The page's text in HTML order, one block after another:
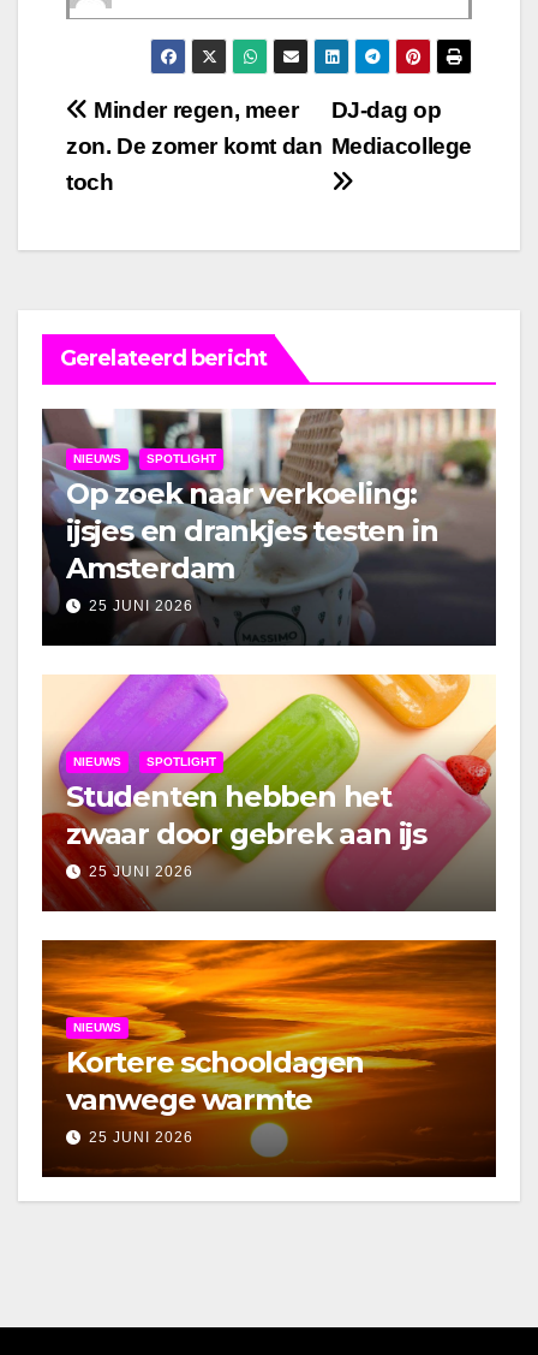
Bericht
navigatie
DJ-dag op
Mediacollege
Minder regen, meer
zon. De zomer komt dan
toch
Gerelateerd bericht
NIEUWS SPOTLIGHT
Op zoek naar verkoeling:
ijsjes en drankjes testen in
Amsterdam
25 JUNI 2026
NIEUWS SPOTLIGHT
Studenten hebben het
zwaar door gebrek aan ijs
25 JUNI 2026
NIEUWS
Kortere schooldagen
vanwege warmte
25 JUNI 2026